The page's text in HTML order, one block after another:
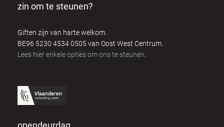
zin om te steunen?
Giften zijn van harte welkom.
BE96 5230 4534 0505 van Oost West Centrum.
Lees hier enkele opties om ons te steunen